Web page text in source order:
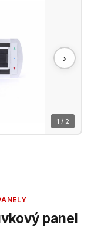
›
1 / 2
panel